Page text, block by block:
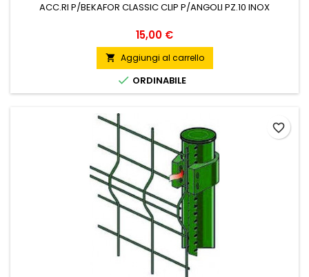
ACC.RI P/BEKAFOR CLASSIC CLIP P/ANGOLI PZ.10 INOX
Prezzo
15,00 €
 Aggiungi al carrello
 ORDINABILE
favorite_border